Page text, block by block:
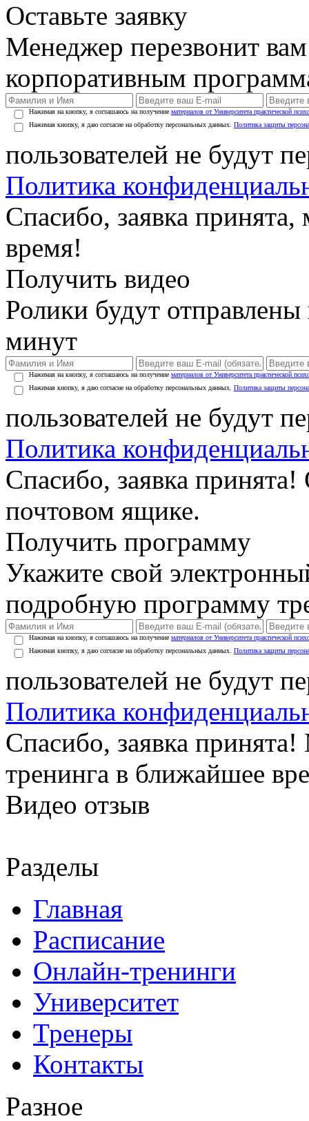
Оставьте заявку
Менеджер перезвонит
корпоративным
Нажимая на кнопку, я соглашаюсь на получение материалов от Университета практической
Нажимая кнопку, я даю согласие на обработку персональных данных. Политика защиты
пользователей не будут
Политика
Спасибо, заявка
время!
Получить видео
Ролики будут
минут
Нажимая на кнопку, я соглашаюсь на получение материалов от Университета практической
Нажимая кнопку, я даю согласие на обработку персональных данных. Политика защиты
пользователей не будут
Политика
Спасибо, заявка
почтовом ящике.
Получить программу
Укажите свой
подробную программу
Нажимая на кнопку, я соглашаюсь на получение материалов от Университета практической
Нажимая кнопку, я даю согласие на обработку персональных данных. Политика защиты
пользователей не будут
Политика
Спасибо, заявка
тренинга в ближайшее
Видео отзыв
Разделы
Главная
Расписание
Онлайн-тренинги
Университет
Тренеры
Контакты
Разное